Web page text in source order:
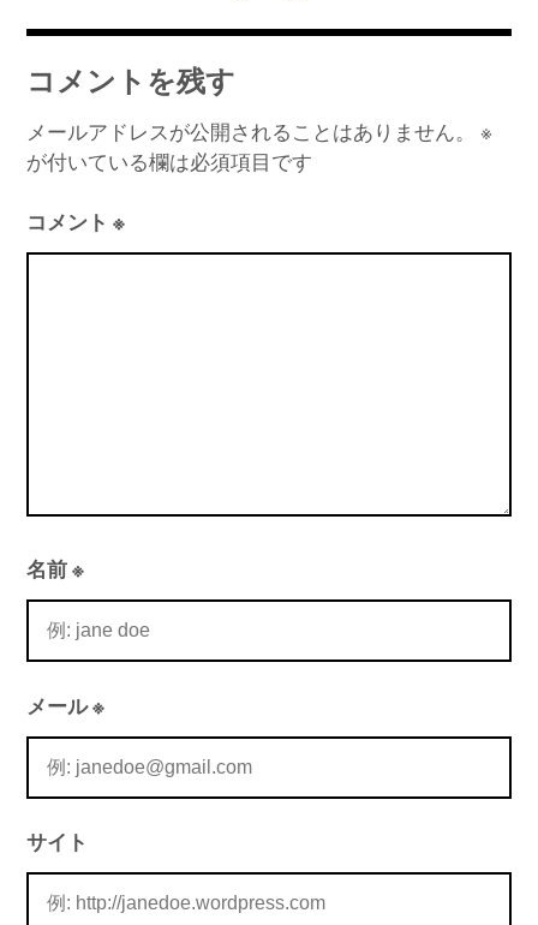
稿
ナ
ビ
ゲ
ー
シ
ョ
コメントを残す
メールアドレスが公開されることはありません。
※
が付いている欄は必須項目です
コメント※
名前※
メール※
サイト